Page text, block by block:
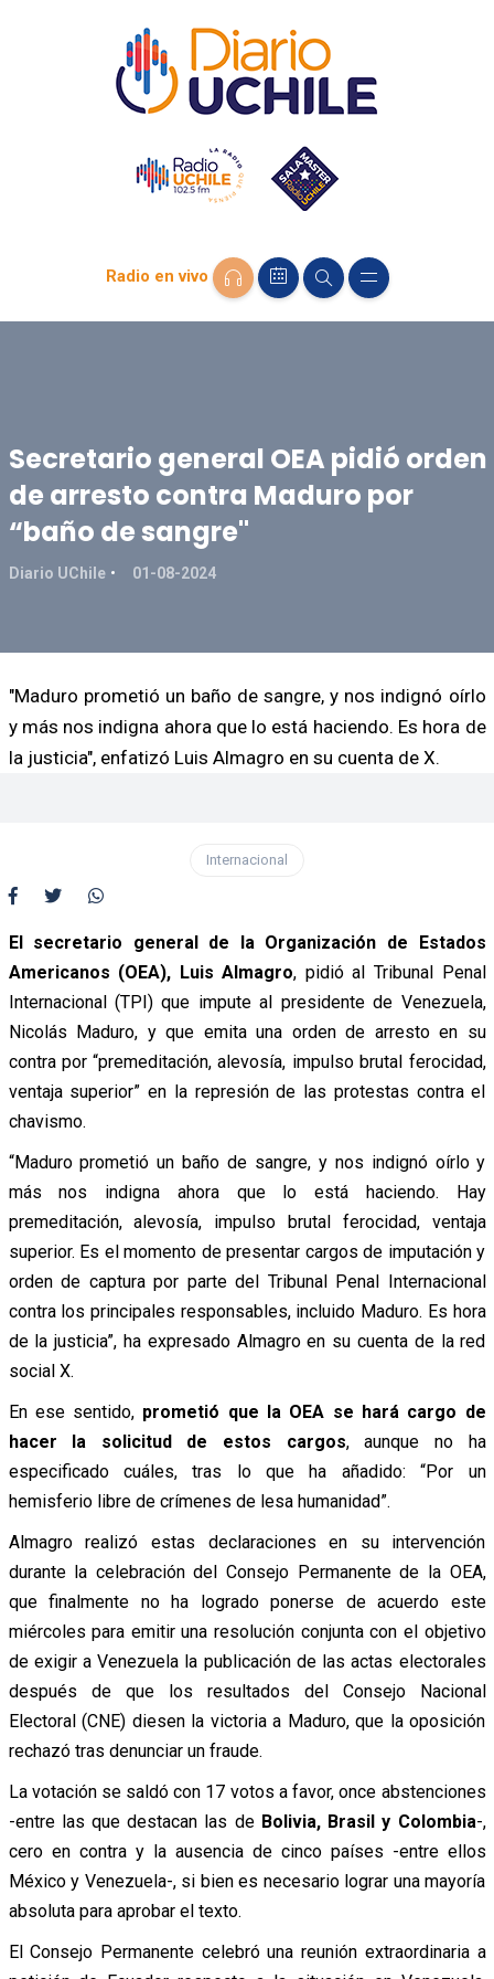
Radio en vivo
Secretario general OEA pidió orden
de arresto contra Maduro por
“baño de sangre"
Diario UChile 01-08-2024
"Maduro prometió un baño de sangre, y nos indignó oírlo
y más nos indigna ahora que lo está haciendo. Es hora de
la justicia", enfatizó Luis Almagro en su cuenta de X.
Internacional
El secretario general de la Organización de Estados
Americanos (OEA), Luis Almagro, pidió al Tribunal Penal
Internacional (TPI) que impute al presidente de Venezuela,
Nicolás Maduro, y que emita una orden de arresto en su
contra por “premeditación, alevosía, impulso brutal ferocidad,
ventaja superior” en la represión de las protestas contra el
chavismo.
“Maduro prometió un baño de sangre, y nos indignó oírlo y
más nos indigna ahora que lo está haciendo. Hay
premeditación, alevosía, impulso brutal ferocidad, ventaja
superior. Es el momento de presentar cargos de imputación y
orden de captura por parte del Tribunal Penal Internacional
contra los principales responsables, incluido Maduro. Es hora
de la justicia”, ha expresado Almagro en su cuenta de la red
social X.
En ese sentido, prometió que la OEA se hará cargo de
hacer la solicitud de estos cargos, aunque no ha
especificado cuáles, tras lo que ha añadido: “Por un
hemisferio libre de crímenes de lesa humanidad”.
Almagro realizó estas declaraciones en su intervención
durante la celebración del Consejo Permanente de la OEA,
que finalmente no ha logrado ponerse de acuerdo este
miércoles para emitir una resolución conjunta con el objetivo
de exigir a Venezuela la publicación de las actas electorales
después de que los resultados del Consejo Nacional
Electoral (CNE) diesen la victoria a Maduro, que la oposición
rechazó tras denunciar un fraude.
La votación se saldó con 17 votos a favor, once abstenciones
-entre las que destacan las de Bolivia, Brasil y Colombia-,
cero en contra y la ausencia de cinco países -entre ellos
México y Venezuela-, si bien es necesario lograr una mayoría
absoluta para aprobar el texto.
El Consejo Permanente celebró una reunión extraordinaria a